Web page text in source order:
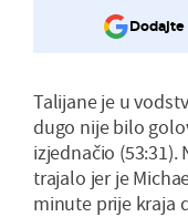
Talijane je u
dugo nije bilo
izjednačio
trajalo jer je
minute prije kraja